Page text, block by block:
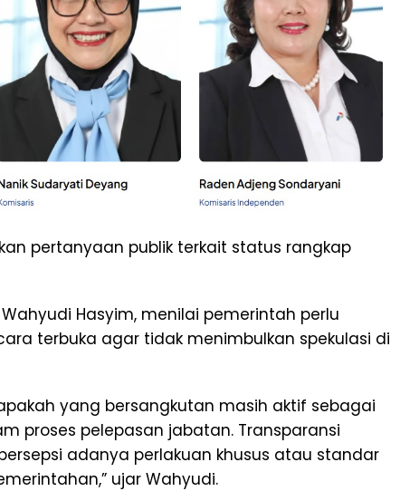
pertanyaan publik terkait status rangkap
Wahyudi Hasyim, menilai pemerintah perlu
terbuka agar tidak menimbulkan spekulasi di
yang bersangkutan masih aktif sebagai
proses pelepasan jabatan. Transparansi
adanya perlakuan khusus atau standar
ujar Wahyudi.